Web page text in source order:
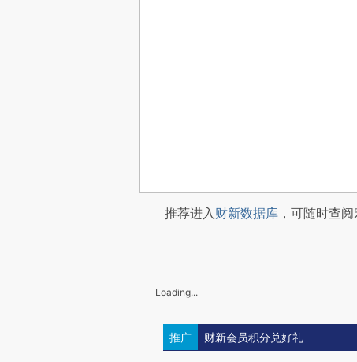
推荐进入财新数据库 ，可随时查
Loading...
推广 财新会员积分兑好礼